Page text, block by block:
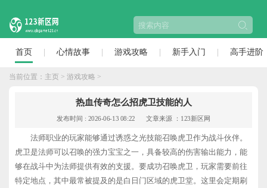
首页 心情故事 游戏攻略 新手入门 高手进阶
当前位置： 主页 > 游戏攻略 >
热血传奇怎么招虎卫技能的人
发布时间 : 2026-06-13 08:22 文章来源 ：123新区网
法师职业的玩家能够通过诱惑之光技能召唤虎卫作为战斗伙伴。
虎卫是法师可以召唤的强力宝宝之一，具备较高的伤害输出能力，能
够在战斗中为法师提供有效的支援。要成功召唤虎卫，玩家需要前往
特定地点，其中最常被提及的是白日门区域的虎卫堂。这里会定期刷